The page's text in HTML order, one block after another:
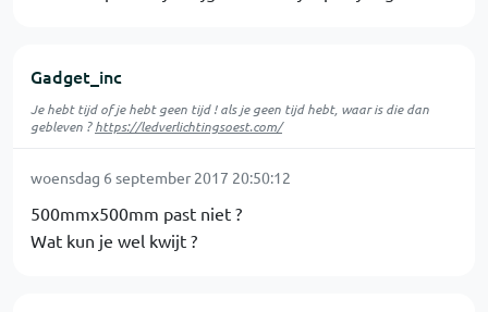
Gadget_inc
Je hebt tijd of je hebt geen tijd ! als je geen tijd hebt, waar is die dan
gebleven ?https://ledverlichtingsoest.com/
woensdag 6 september 2017 20:50:12
500mmx500mm past niet ?
Wat kun je wel kwijt ?